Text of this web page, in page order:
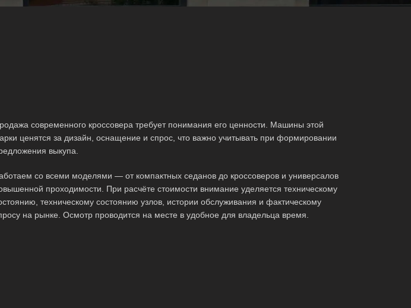
современного кроссовера требует понимания его ценности. Машины этой
ценятся за дизайн, оснащение и спрос, что важно учитывать при формировании
выкупа.
со всеми моделями — от компактных седанов до кроссоверов и универсалов
проходимости. При расчёте стоимости внимание уделяется техническому
техническому состоянию узлов, истории обслуживания и фактическому
на рынке. Осмотр проводится на месте в удобное для владельца время.